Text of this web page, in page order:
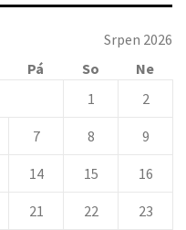
Srpen 2026
Pá So
Ne
1
2
7 8 9
14 15 16
21 22 23